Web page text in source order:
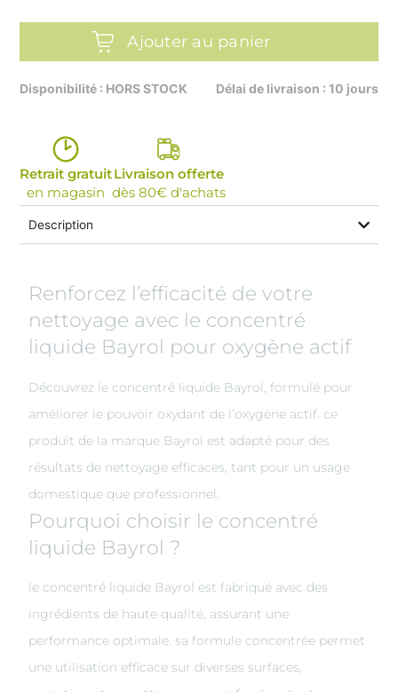
Ajouter au panier
Disponibilité : HORS STOCK Délai de livraison : 10 jours
Retrait gratuit
en magasin
Livraison offerte
dès 80€ d'achats
Description
Renforcez l’efficacité de votre
nettoyage avec le concentré
liquide Bayrol pour oxygène actif
Découvrez le concentré liquide Bayrol, formulé pour
améliorer le pouvoir oxydant de l’oxygène actif. ce
produit de la marque Bayrol est adapté pour des
résultats de nettoyage efficaces, tant pour un usage
domestique que professionnel.
Pourquoi choisir le concentré
liquide Bayrol ?
le concentré liquide Bayrol est fabriqué avec des
ingrédients de haute qualité, assurant une
performance optimale. sa formule concentrée permet
une utilisation efficace sur diverses surfaces,